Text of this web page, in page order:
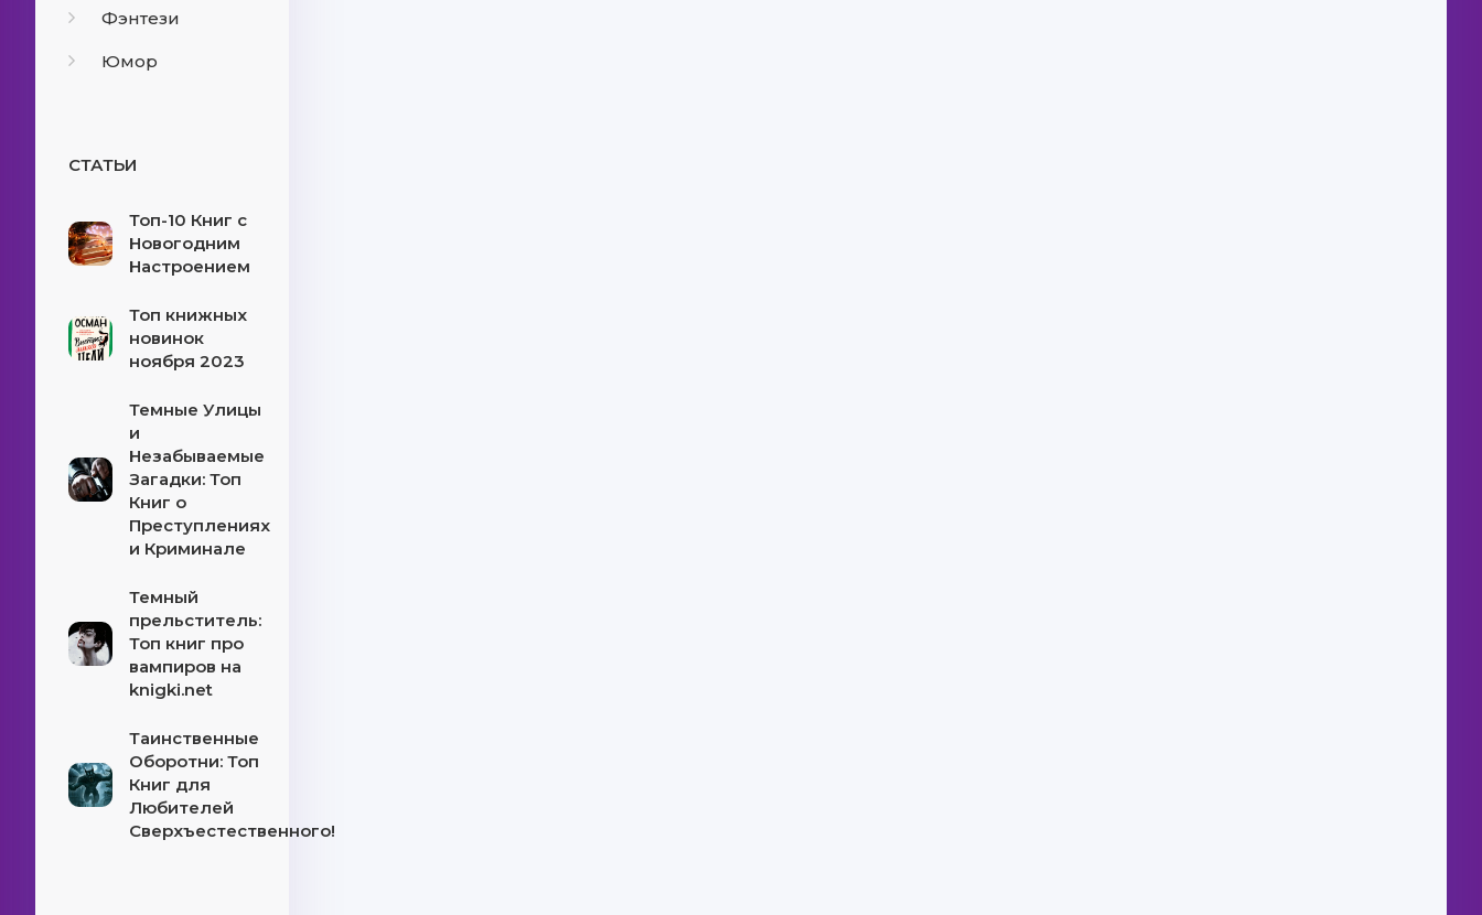
Фэнтези
Юмор
СТАТЬИ
Топ-10 Книг с
Новогодним
Настроением
Топ книжных
новинок
ноября 2023
Темные Улицы
и
Незабываемые
Загадки: Топ
Книг о
Преступлениях
и Криминале
Темный
прельститель:
Топ книг про
вампиров на
knigki.net
Таинственные
Оборотни: Топ
Книг для
Любителей
Сверхъестественного!